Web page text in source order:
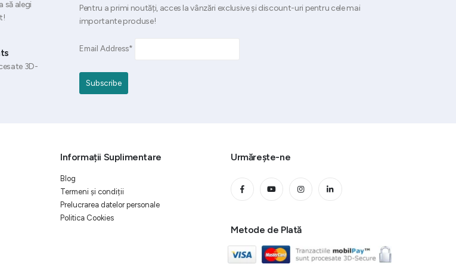
să alegi
3D-
Pentru a primi noutăți, acces la vânzări exclusive și discount-uri pentru cele mai
importante produse!
Email Address*
Informații Suplimentare
Blog
Termeni și condiții
Prelucrarea datelor personale
Politica Cookies
Urmărește-ne
Metode de Plată